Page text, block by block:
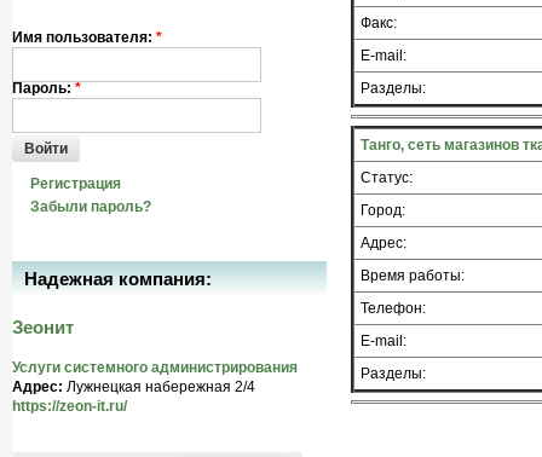
Факс:
E-mail:
Разделы:
Танго, сеть магазинов
Статус:
Город:
Адрес:
Время работы:
Телефон:
E-mail:
Разделы:
Имя пользователя: *
Пароль: *
Войти
Регистрация
Забыли пароль?
Надежная компания:
Зеонит
Услуги системного администрирования
Адрес: Лужнецкая набережная 2/4
https://zeon-it.ru/